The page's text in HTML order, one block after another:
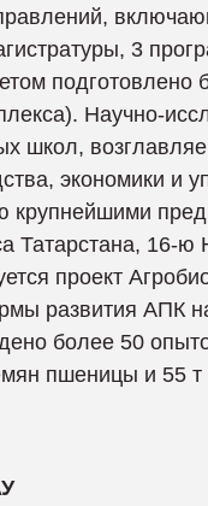
3
Научно-
школ,
экономики и
крупнейшими
Татарстана, 16-
проект
развития АПК
более 50
пшеницы и 55 т